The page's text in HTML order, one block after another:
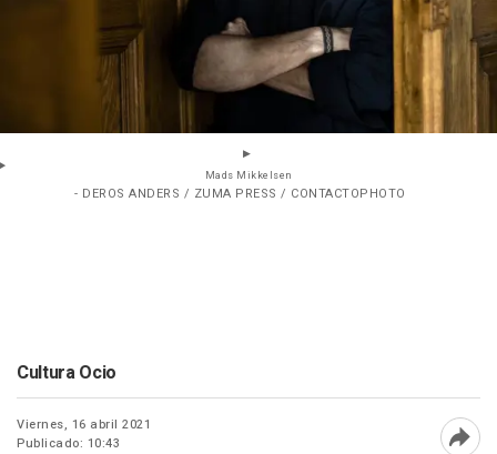
Mads Mikkelsen
- DEROS ANDERS / ZUMA PRESS / CONTACTOPHOTO
Cultura Ocio
Viernes, 16 abril 2021
Publicado: 10:43